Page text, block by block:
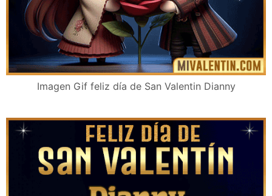
Imagen Gif feliz día de San Valentin Dianny